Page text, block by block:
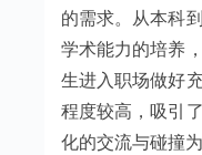
的需求。从本科
学术能力的培养
生进入职场做好
程度较高，吸引
化的交流与碰撞